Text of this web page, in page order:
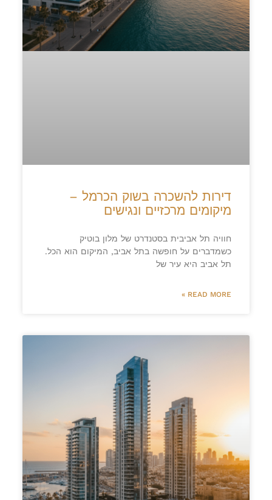
דירות להשכרה בשוק הכרמל –
מיקומים מרכזיים ונגישים
חוויה תל אביבית בסטנדרט של מלון בוטיק
כשמדברים על חופשה בתל אביב, המיקום הוא הכל.
תל אביב היא עיר של
READ MORE »